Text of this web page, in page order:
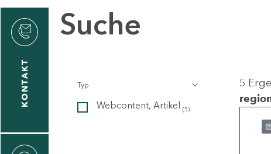
KONTAKT
Suche
Typ
Webcontent, Artikel (5)
5